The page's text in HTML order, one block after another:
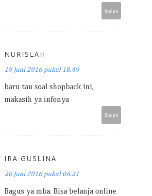
Balas
NURISLAH
19 Juni 2016 pukul 18.49
baru tau soal shopback ini,
makasih ya infonya
Balas
IRA GUSLINA
20 Juni 2016 pukul 06.21
Bagus ya mba. Bisa belanja online